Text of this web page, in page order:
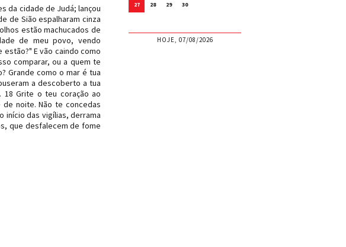
27
28 29 30
HOJE, 07/08/2026
da cidade de Judá; lançou
de Sião espalharam cinza
estão machucados de
de meu povo, vendo
E vão caindo como
comparar, ou a quem te
Grande como o mar é tua
a descoberto a tua
Grite o teu coração ao
noite. Não te concedas
início das vigílias, derrama
que desfalecem de fome